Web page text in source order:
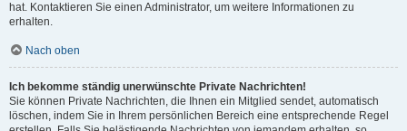
hat. Kontaktieren Sie einen Administrator, um weitere Informationen zu
erhalten.
Nach oben
Ich bekomme ständig unerwünschte Private Nachrichten!
Sie können Private Nachrichten, die Ihnen ein Mitglied sendet, automatisch
löschen, indem Sie in Ihrem persönlichen Bereich eine entsprechende Regel